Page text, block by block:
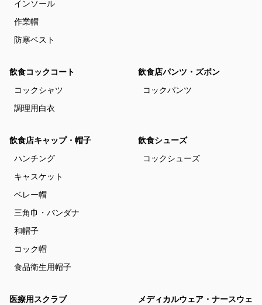
インソール
作業帽
防寒ベスト
飲食コックコート
コックシャツ
調理用白衣
飲食店パンツ・ズボン
コックパンツ
飲食店キャップ・帽子
ハンチング
キャスケット
ベレー帽
三角巾・バンダナ
和帽子
コック帽
食品衛生用帽子
飲食シューズ
コックシューズ
医療用スクラブ
メディカルウェア・ナースウェ